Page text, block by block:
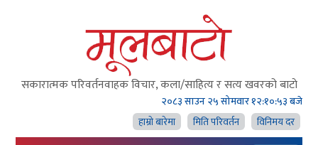
सकारात्मक परिवर्तनवाहक विचार, कला/साहित्य र सत्य खवरको बाटाे
२०८३ साउन २५ सोमवार१२:१०:५४ बजे
हाम्राे बारेमा
मिति परिवर्तन विनिमय दर